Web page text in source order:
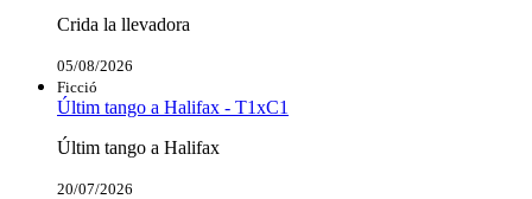
Crida la llevadora
05/08/2026
Ficció
Últim tango a Halifax - T1xC1
Últim tango a Halifax
20/07/2026